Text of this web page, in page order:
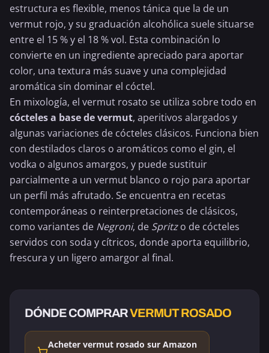
estructura es flexible, menos tánica que la de un
vermut rojo, y su graduación alcohólica suele situarse
entre el 15 % y el 18 % vol. Esta combinación lo
convierte en un ingrediente apreciado para aportar
color, una textura más suave y una complejidad
aromática sin dominar el cóctel.
En mixología, el vermut rosato se utiliza sobre todo en
cócteles a base de vermut, aperitivos alargados y
algunas variaciones de cócteles clásicos. Funciona bien
con destilados claros o aromáticos como el gin, el
vodka o algunos amargos, y puede sustituir
parcialmente a un vermut blanco o rojo para aportar
un perfil más afrutado. Se encuentra en recetas
contemporáneas o reinterpretaciones de clásicos,
como variantes de Negroni, de Spritzo de cócteles
servidos con soda y cítricos, donde aporta equilibrio,
frescura y un ligero amargor al final.
DÓNDE COMPRARVERMUT ROSADO
Acheter vermut rosado sur Amazon